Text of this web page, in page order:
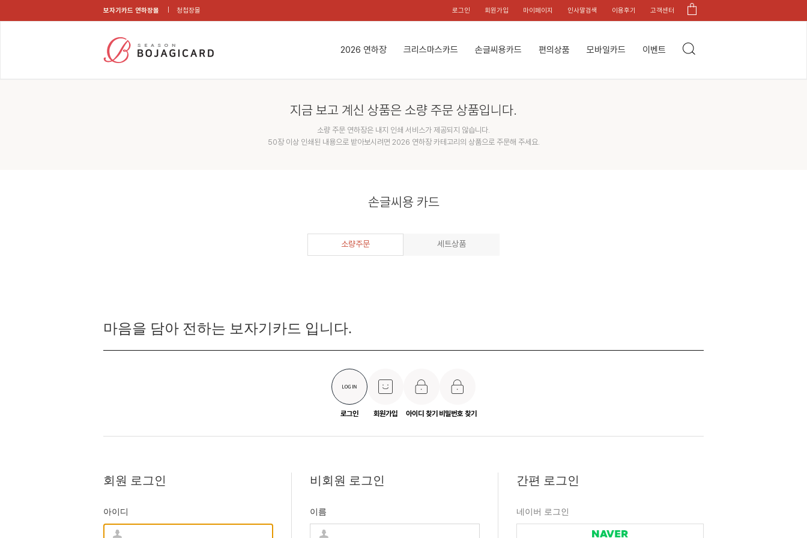
보자기카드 연하장몰 청첩장몰 로그인 회원가입 마이페이지 인사말검색 이용후기 고객센터
2026 연하장 크리스마스카드 손글씨용카드 편의상품 모바일카드 이벤트
지금 보고 계신 상품은 소량 주문 상품입니다.
소량 주문 연하장은 내지 인쇄 서비스가 제공되지 않습니다.
50장 이상 인쇄된 내용으로 받아보시려면 2026 연하장 카테고리의 상품으로 주문해 주세요.
손글씨용 카드
소량주문 세트상품
마음을 담아 전하는 보자기카드 입니다.
로그인 회원가입 아이디 찾기 비밀번호 찾기
회원 로그인
아이디
비회원 로그인
이름
간편 로그인
네이버 로그인